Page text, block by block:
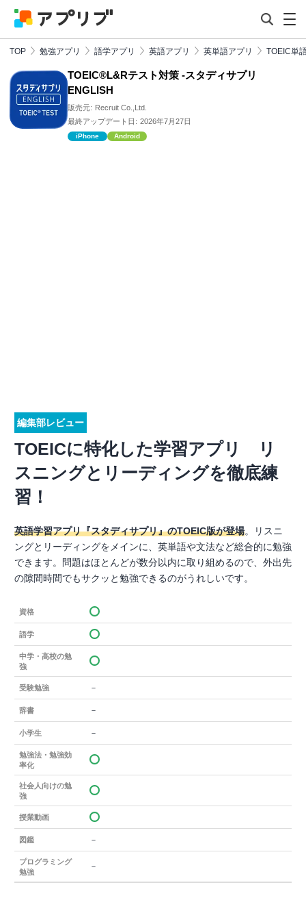
TOP 勉強アプリ 語学アプリ 英語アプリ 英単語アプリ TOEIC単
TOEIC®L&Rテスト対策 -スタディサプリ
ENGLISH
販売元: Recruit Co.,Ltd.
最終アップデート日: 2026年7月27日
iPhone Android
編集部レビュー
TOEICに特化した学習アプリ リ
スニングとリーディングを徹底練
習！
英語学習アプリ『スタディサプリ』のTOEIC版が登場。リスニ
ングとリーディングをメインに、英単語や文法など総合的に勉強
できます。問題はほとんどが数分以内に取り組めるので、外出先
の隙間時間でもサクッと勉強できるのがうれしいです。
資格
語学
中学・高校の勉
強
受験勉強 －
辞書 －
小学生 －
勉強法・勉強効
率化
社会人向けの勉
強
授業動画
図鑑 －
プログラミング
勉強
－